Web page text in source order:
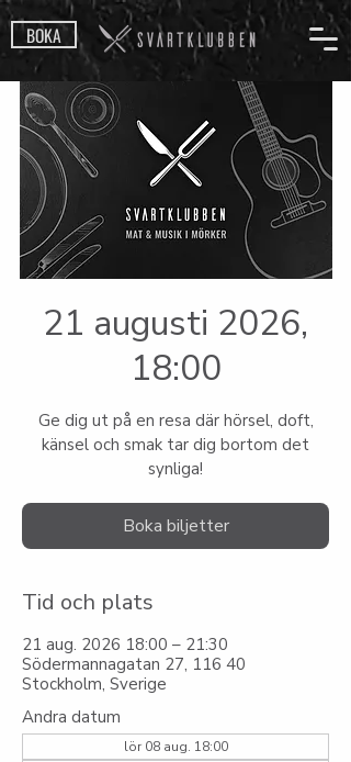
BOKA
21 augusti 2026,
18:00
Ge dig ut på en resa där hörsel, doft,
känsel och smak tar dig bortom det
synliga!
Boka biljetter
Tid och plats
21 aug. 2026 18:00 – 21:30
Södermannagatan 27, 116 40
Stockholm, Sverige
Andra datum
lör 08 aug. 18:00